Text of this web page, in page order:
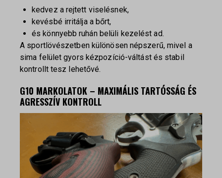
kedvez a rejtett viselésnek,
kevésbé irritálja a bőrt,
és könnyebb ruhán belüli kezelést ad.
A sportlövészetben különösen népszerű, mivel a
sima felület gyors kézpozíció-váltást és stabil
kontrollt tesz lehetővé.
G10 MARKOLATOK – MAXIMÁLIS TARTÓSSÁG ÉS
AGRESSZÍV KONTROLL